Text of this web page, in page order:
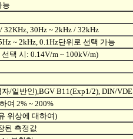
능
32KHz, 30Hz ~ 2kHz / 32kHz
~ 2kHz, 0.1Hz단위로 선택 가능
택 시: 0.14V/m ~ 100kV/m)
/일반인),BGV B11(Exp1/2), DIN/VDE
여 2% ~ 200%
위상에 대하여)
된 측정값